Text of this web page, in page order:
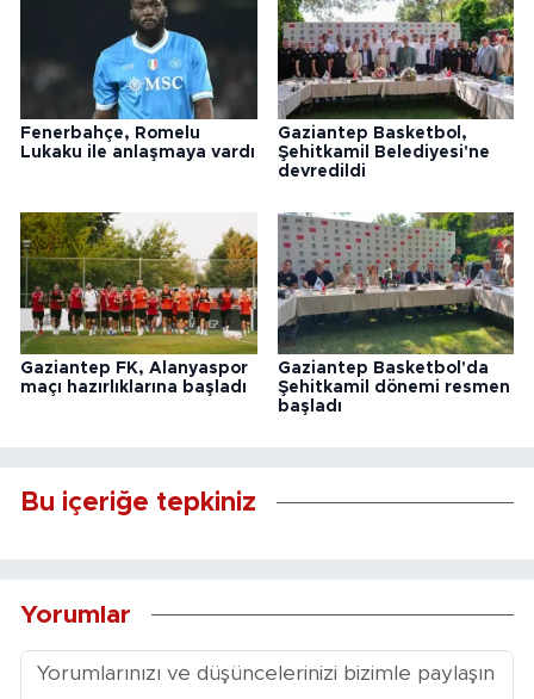
Fenerbahçe, Romelu
Lukaku ile anlaşmaya vardı
Gaziantep Basketbol,
Şehitkamil Belediyesi'ne
devredildi
Gaziantep FK, Alanyaspor
maçı hazırlıklarına başladı
Gaziantep Basketbol'da
Şehitkamil dönemi resmen
başladı
Bu içeriğe tepkiniz
Yorumlar